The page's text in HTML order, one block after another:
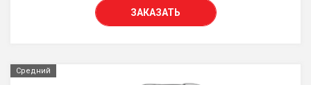
ЗАКАЗАТЬ
Средний